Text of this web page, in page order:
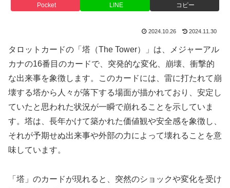
Pocket LINE コピー
2024.10.26 2024.11.30
タロットカードの「塔（The Tower）」は、メジャーアル
カナの16番目のカードで、突発的な変化、崩壊、衝撃的
な出来事を象徴します。このカードには、雷に打たれて崩
壊する塔から人々が落下する場面が描かれており、安定し
ていたと思われた状況が一瞬で崩れることを示していま
す。塔は、長年かけて築かれた価値観や安全感を象徴し、
それが予期せぬ出来事や外部の力によって壊れることを意
味しています。
「塔」のカードが現れると、突然のショックや変化を受け